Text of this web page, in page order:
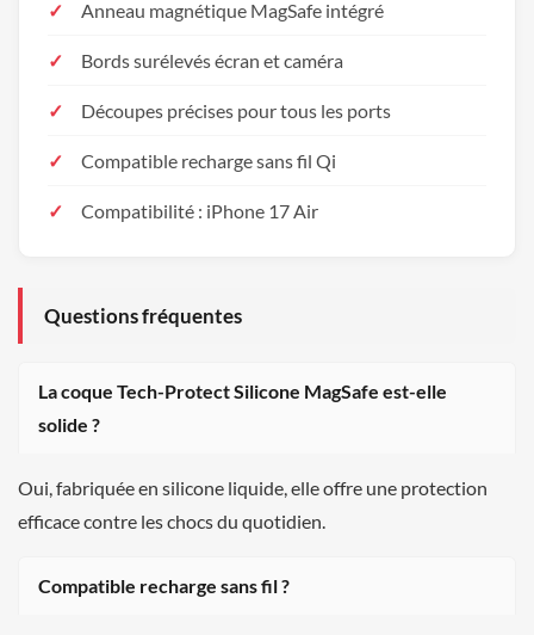
Anneau magnétique MagSafe intégré
Bords surélevés écran et caméra
Découpes précises pour tous les ports
Compatible recharge sans fil Qi
Compatibilité : iPhone 17 Air
Questions fréquentes
La coque Tech-Protect Silicone MagSafe est-elle
solide ?
Oui, fabriquée en silicone liquide, elle offre une protection
efficace contre les chocs du quotidien.
Compatible recharge sans fil ?